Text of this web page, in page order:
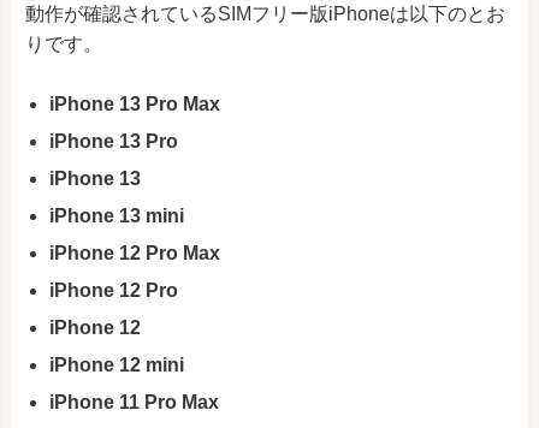
動作が確認されているSIMフリー版iPhoneは以下のとお
りです。
iPhone 13 Pro Max
iPhone 13 Pro
iPhone 13
iPhone 13 mini
iPhone 12 Pro Max
iPhone 12 Pro
iPhone 12
iPhone 12 mini
iPhone 11 Pro Max